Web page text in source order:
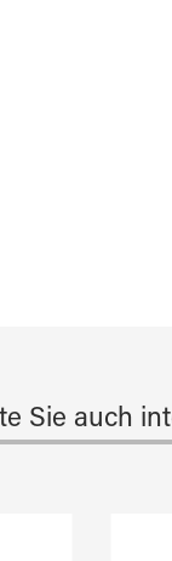
Sie auch